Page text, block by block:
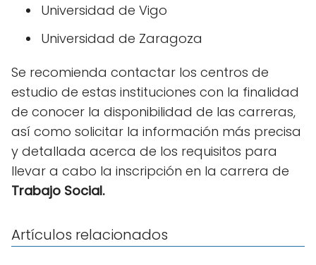
Universidad de Vigo
Universidad de Zaragoza
Se recomienda contactar los centros de
estudio de estas instituciones con la finalidad
de conocer la disponibilidad de las carreras,
así como solicitar la información más precisa
y detallada acerca de los requisitos para
llevar a cabo la inscripción en la carrera de
Trabajo Social.
Artículos relacionados